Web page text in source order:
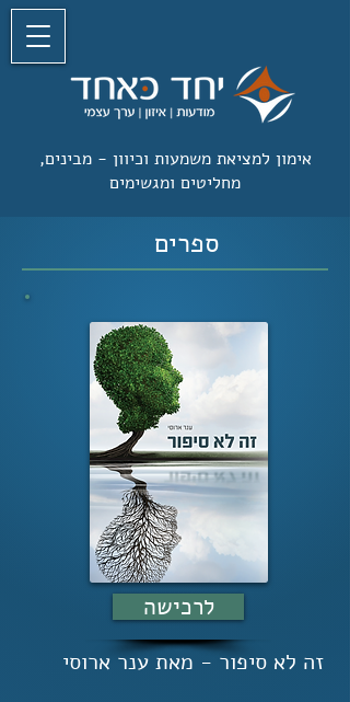
אימון למציאת משמעות וכיוון -מבינים,
מחליטים ומגשימים
ספרים
לרכישה
זה לא סיפור - מאת ענר ארוסי